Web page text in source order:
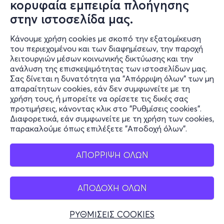
κορυφαία εμπειρία πλοήγησης
στην ιστοσελίδα μας.
Κάνουμε χρήση cookies με σκοπό την εξατομίκευση
του περιεχομένου και των διαφημίσεων, την παροχή
λειτουργιών μέσων κοινωνικής δικτύωσης και την
ανάλυση της επισκεψιμότητας των ιστοσελίδων μας.
Σας δίνεται η δυνατότητα για "Απόρριψη όλων" των μη
απαραίτητων cookies, εάν δεν συμφωνείτε με τη
χρήση τους, ή μπορείτε να ορίσετε τις δικές σας
προτιμήσεις, κάνοντας κλικ στο "Ρυθμίσεις cookies".
Διαφορετικά, εάν συμφωνείτε με τη χρήση των cookies,
παρακαλούμε όπως επιλέξετε "Αποδοχή όλων".
ΑΠΟΡΡΙΨΗ ΟΛΩΝ
ΑΠΟΔΟΧΗ ΟΛΩΝ
ΡΥΘΜΙΣΕΙΣ COOKIES
Ο online κόσμος μας
Public GR
Public CY
Publicbusiness.gr
Public + home
Book Friends
Public Blog
Η Spotify Λίστα μας